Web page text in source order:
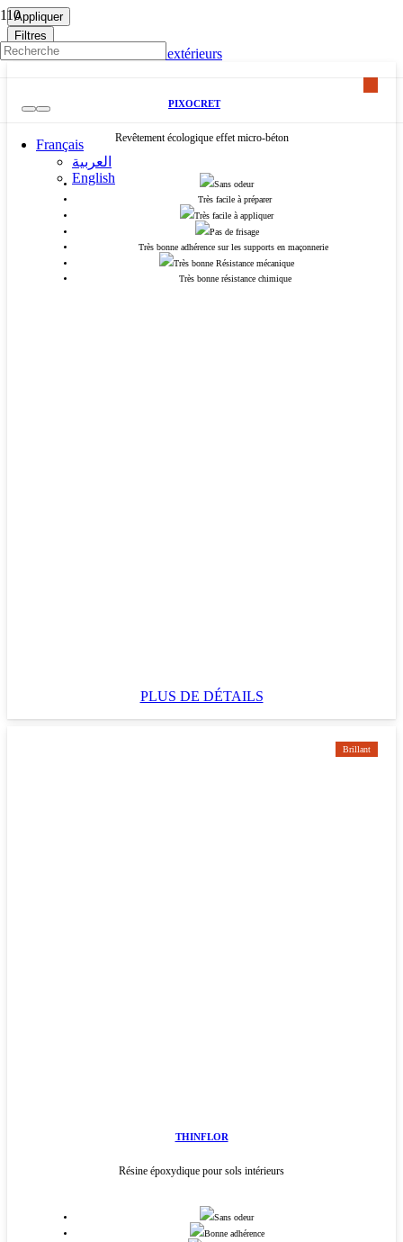
Français
العربية
English
Appliquer
Filtres
Découvrez nos revêtements extérieurs
PIXOCRET
Revêtement écologique effet micro-béton
Sans odeur
Très facile à préparer
Très facile à appliquer
Pas de frisage
Très bonne adhérence sur les supports en maçonnerie
Très bonne Résistance mécanique
Très bonne résistance chimique
PLUS DE DÉTAILS
Brillant
THINFLOR
Résine époxydique pour sols intérieurs
Sans odeur
Bonne adhérence